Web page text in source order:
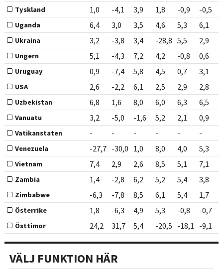
Tyskland 1,0 -4,1 3,9 1,8 -0,9 -0,5
Uganda 6,4 3,0 3,5 4,6 5,3 6,1
Ukraina 3,2 -3,8 3,4 -28,8 5,5 2,9
Ungern 5,1 -4,3 7,2 4,2 -0,8 0,6
Uruguay 0,9 -7,4 5,8 4,5 0,7 3,1
USA 2,6 -2,2 6,1 2,5 2,9 2,8
Uzbekistan 6,8 1,6 8,0 6,0 6,3 6,5
Vanuatu 3,2 -5,0 -1,6 5,2 2,1 0,9
Vatikanstaten - - - - - -
Venezuela -27,7 -30,0 1,0 8,0 4,0 5,3
Vietnam 7,4 2,9 2,6 8,5 5,1 7,1
Zambia 1,4 -2,8 6,2 5,2 5,4 3,8
Zimbabwe -6,3 -7,8 8,5 6,1 5,4 1,7
Österrike 1,8 -6,3 4,9 5,3 -0,8 -0,7
Östtimor 24,2 31,7 5,4 -20,5 -18,1 -9,1
VÄLJ FUNKTION HÄR